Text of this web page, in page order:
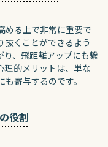
める上で非常に重要で
抜くことができるよう
り、飛距離アップにも繋
理的メリットは、単な
寄与するのです。
役割